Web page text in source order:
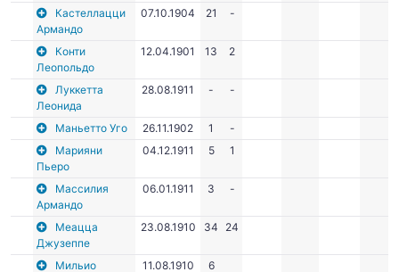
Кастеллацци
Армандо
07.10.1904 21 -
Конти
Леопольдо
12.04.1901 13 2
Луккетта
Леонида
28.08.1911 - -
Маньетто Уго 26.11.1902 1
-
Марияни
Пьеро
04.12.1911 5 1
Массилия
Армандо
06.01.1911 3 -
Меацца
Джузеппе
23.08.1910 34 24
Мильио
11.08.1910 6